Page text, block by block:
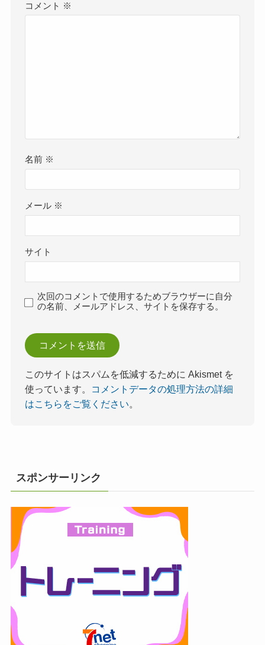
コメント ※
名前 ※
メール ※
サイト
次回のコメントで使用するためブラウザーに自分
の名前、メールアドレス、サイトを保存する。
このサイトはスパムを低減するために Akismet を
使っています。
コメントデータの処理方法の詳細
はこちらをご覧ください。
スポンサーリンク